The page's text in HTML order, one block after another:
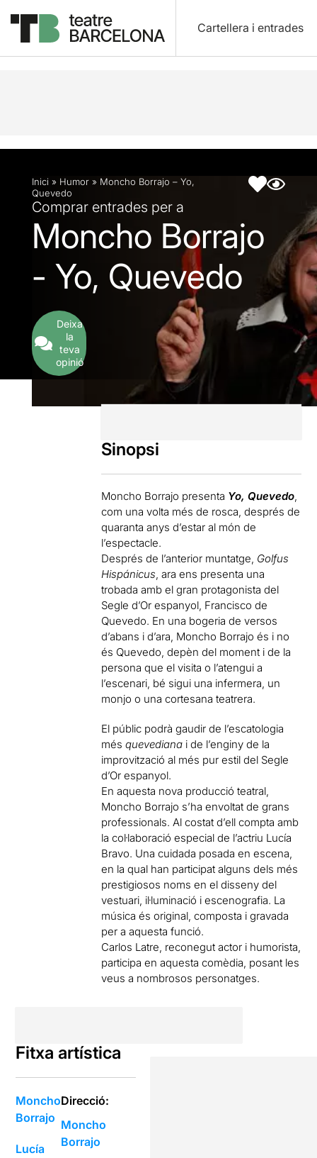
Cartellera i entrades
Descripció Fitxa artística
Inici » Humor » Moncho Borrajo – Yo,
Quevedo
Comprar entrades per a
Moncho Borrajo
- Yo, Quevedo
Deixa
la
teva
opinió
Sinopsi
Moncho Borrajo presenta Yo, Quevedo,
com una volta més de rosca, després de
quaranta anys d’estar al món de
l’espectacle.
Després de l’anterior muntatge, Golfus
Hispánicus, ara ens presenta una
trobada amb el gran protagonista del
Segle d’Or espanyol, Francisco de
Quevedo. En una bogeria de versos
d’abans i d’ara, Moncho Borrajo és i no
és Quevedo, depèn del moment i de la
persona que el visita o l’atengui a
l’escenari, bé sigui una infermera, un
monjo o una cortesana teatrera.
El públic podrà gaudir de l’escatologia
mésquevediana i de l’enginy de la
improvització al més pur estil del Segle
d’Or espanyol.
En aquesta nova producció teatral,
Moncho Borrajo s’ha envoltat de grans
professionals. Al costat d’ell compta amb
la col·laboració especial de l’actriu Lucía
Bravo. Una cuidada posada en escena,
en la qual han participat alguns dels més
prestigiosos noms en el disseny del
vestuari, il·luminació i escenografia. La
música és original, composta i gravada
per a aquesta funció.
Carlos Latre, reconegut actor i humorista,
participa en aquesta comèdia, posant les
veus a nombrosos personatges.
Fitxa artística
Moncho
Borrajo
Lucía
Direcció:
Moncho
Borrajo